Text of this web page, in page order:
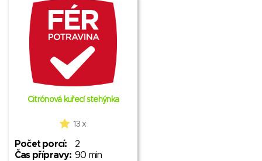
Citrónová kuřecí stehýnka
13 x
Počet porcí:
2
Čas přípravy: 90 min